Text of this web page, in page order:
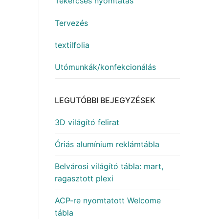
Tervezés
textilfolia
Utómunkák/konfekcionálás
LEGUTÓBBI BEJEGYZÉSEK
3D világító felirat
Óriás alumínium reklámtábla
Belvárosi világító tábla: mart,
ragasztott plexi
ACP-re nyomtatott Welcome
tábla